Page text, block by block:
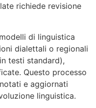
richiede revisione
di linguistica
dialettali o regionali
testi standard),
Questo processo
e aggiornati
linguistica.